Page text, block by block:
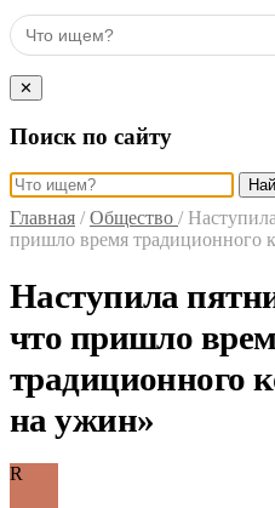
✕
Поиск по сайту
Главная / Общество /
пришло время традиционного
Наступила
что пришло
традиционного
на ужин»
R